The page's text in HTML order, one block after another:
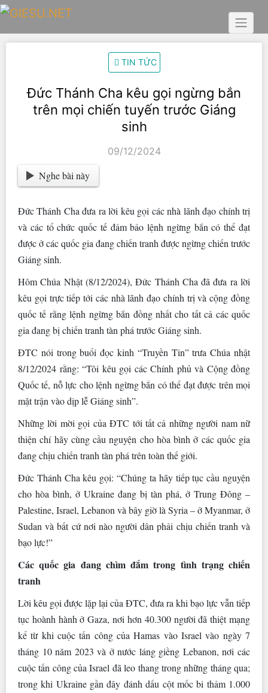
Skip
content
TIN TỨC
Đức Thánh Cha kêu gọi ngừng bắn
trên mọi chiến tuyến trước Giáng
sinh
09/12/2024
Nghe bài này
Đức Thánh Cha đưa ra lời kêu gọi các nhà lãnh đạo chính trị
và các tổ chức quốc tế đảm bảo lệnh ngừng bắn có thể đạt
được ở các quốc gia đang chiến tranh được ngừng chiến trước
Giáng sinh.
Hôm Chúa Nhật (8/12/2024), Đức Thánh Cha đã đưa ra lời
kêu gọi trực tiếp tới các nhà lãnh đạo chính trị và cộng đồng
quốc tế rằng lệnh ngừng bắn đồng nhất cho tất cả các quốc
gia đang bị chiến tranh tàn phá trước Giáng sinh.
ĐTC nói trong buổi đọc kinh “Truyền Tin” trưa Chúa nhật
8/12/2024 rằng: “Tôi kêu gọi các Chính phủ và Cộng đồng
Quốc tế, nỗ lực cho lệnh ngừng bắn có thể đạt được trên mọi
mặt trận vào dịp lễ Giáng sinh”.
Những lời mời gọi của ĐTC tới tất cả những người nam nữ
thiện chí hãy cùng cầu nguyện cho hòa bình ở các quốc gia
đang chịu chiến tranh tàn phá trên toàn thế giới.
Đức Thánh Cha kêu gọi: “Chúng ta hãy tiếp tục cầu nguyện
cho hòa bình, ở Ukraine đang bị tàn phá, ở Trung Đông –
Palestine, Israel, Lebanon và bây giờ là Syria – ở Myanmar, ở
Sudan và bất cứ nơi nào người dân phải chịu chiến tranh và
bạo lực!”
Các quốc gia đang chìm đắm trong tình trạng chiến
tranh
Lời kêu gọi được lặp lại của ĐTC, đưa ra khi bạo lực vẫn tiếp
tục hoành hành ở Gaza, nơi hơn 40.300 người đã thiệt mạng
kể từ khi cuộc tấn công của Hamas vào Israel vào ngày 7
tháng 10 năm 2023 và ở nước láng giềng Lebanon, nơi các
cuộc tấn công của Israel đã leo thang trong những tháng qua;
trong khi Ukraine gần đây đánh dấu cột mốc bi thảm 1.000